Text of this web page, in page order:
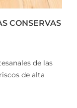
CONSERVAS
de las
de alta